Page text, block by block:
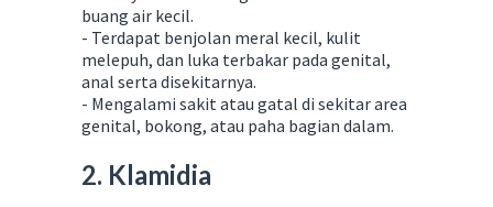
buang air kecil.
- Terdapat benjolan meral kecil, kulit
melepuh, dan luka terbakar pada genital,
anal serta disekitarnya.
- Mengalami sakit atau gatal di sekitar area
genital, bokong, atau paha bagian dalam.
2. Klamidia